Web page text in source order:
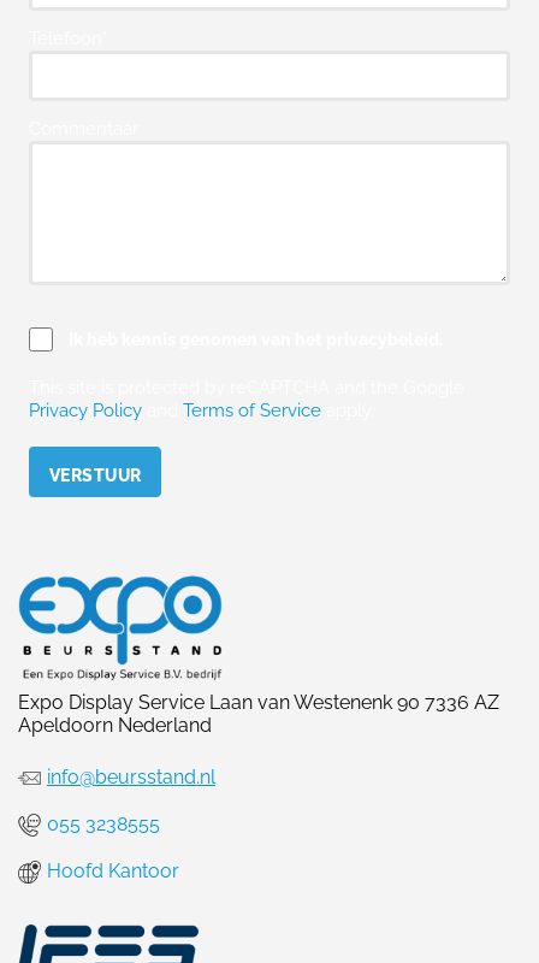
Privacy Policy
Terms of Service
Expo Display Service Laan van Westenenk 90 7336 AZ
Apeldoorn Nederland
info@beursstand.nl
055 3238555
Hoofd Kantoor